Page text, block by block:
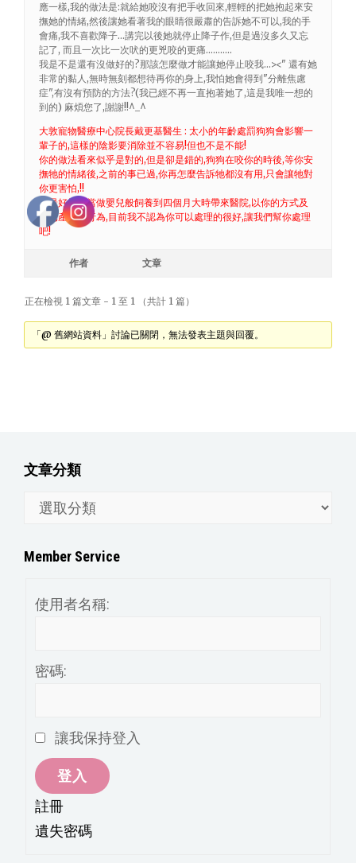
應一樣,我的做法是:就給她咬沒有把手收回來,輕輕的把她抱起來安
撫她的情緒,然後讓她看著我的眼睛很嚴肅的告訴她不可以,我的手
會痛,我不喜歡降子…講完以後她就停止降子作,但是過沒多久又忘
記了, 而且一次比一次吠的更兇咬的更痛………..
我是不是還有沒做好的?那該怎麼做才能讓她停止咬我…><" 還有她
非常的黏人,無時無刻都想待再你的身上,我怕她會得到"分離焦慮
症",有沒有預防的方法?(我已經不再一直抱著她了,這是我唯一想的
到的) 麻煩您了,謝謝!!^_^
大敦寵物醫療中心院長戴更基醫生 : 太小的年齡處罰狗狗會影響一
輩子的,這樣的陰影要消除並不容易!但也不是不能!
你的做法看來似乎是對的,但是卻是錯的,狗狗在咬你的時後,等你安
撫牠的情緒後,之前的事已過,你再怎麼告訴牠都沒有用,只會讓牠對
你更害怕,!!
你最好把牠當做嬰兒般飼養到四個月大時帶來醫院,以你的方式及
牠已產生的行為,目前我不認為你可以處理的很好,讓我們幫你處理
吧!
作者 文章
正在檢視 1 篇文章 - 1 至 1 （共計 1 篇）
「@ 舊網站資料」討論已關閉，無法發表主題與回覆。
文章分類
分
Member Service
使用者名稱:
密碼:
讓我保持登入
登入
註冊
遺失密碼